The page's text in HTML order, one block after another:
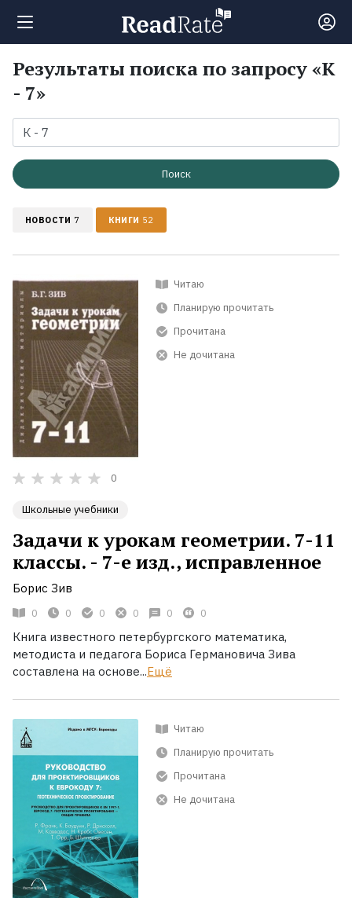
Поиск
Новости
Рейтинги
Книги
Экранизации
Коллекции
Результаты поиска по запросу «К
- 7»
Поиск
НОВОСТИ 7 КНИГИ 52
Читаю
Планирую прочитать
Прочитана
Не дочитана
0
Школьные учебники
Задачи к урокам геометрии. 7-11
классы. - 7-е изд., исправленное
Борис Зив
0 0 0 0 0 0
Книга известного петербургского математика,
методиста и педагога Бориса Германовича Зива
составлена на основе...Ещё
Читаю
Планирую прочитать
Прочитана
Не дочитана